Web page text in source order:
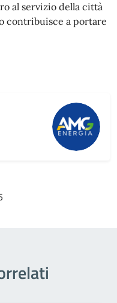
al servizio della città
contribuisce a portare